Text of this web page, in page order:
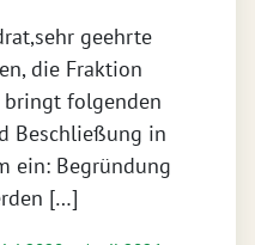
geehrte
die Fraktion
bringt folgenden
Beschließung in
ein: Begründung
[…]